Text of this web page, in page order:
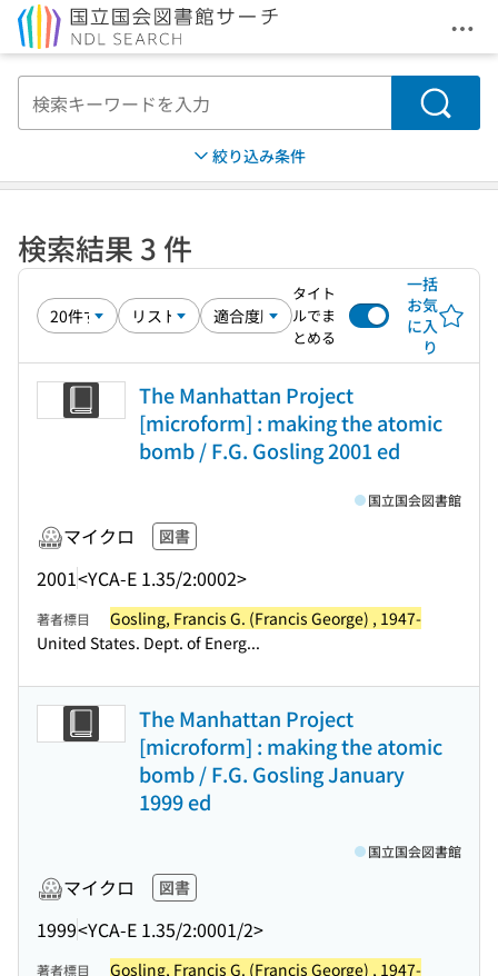
メ
検索
絞り込み条件
検索結果 3 件
タイト
ルでま
とめる
一括
お気
に入
り
The Manhattan Project
[microform] : making the atomic
bomb / F.G. Gosling 2001 ed
マイクロ 図書
2001<YCA-E 1.35/2:0002>
国立国会図書館
著者標目
Gosling, Francis G. (Francis George) , 1947-
United States. Dept. of Energ...
The Manhattan Project
[microform] : making the atomic
bomb / F.G. Gosling January
1999 ed
マイクロ 図書
1999<YCA-E 1.35/2:0001/2>
国立国会図書館
著者標目
Gosling, Francis G. (Francis George) , 1947-